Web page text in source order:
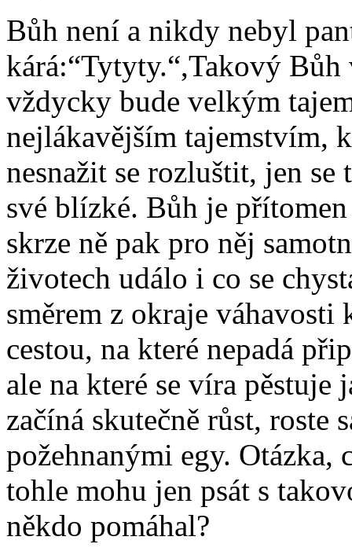
Bůh není a nikdy nebyl
kárá:“Tytyty.“,Takový
vždycky bude velkým
nejlákavějším tajemstvím,
nesnažit se rozluštit, jen se
své blízké. Bůh je
skrze ně pak pro něj
životech událo i co se
směrem z okraje váhavosti
cestou, na které nepadá
ale na které se víra
začíná skutečně růst, roste
požehnanými egy.
tohle mohu jen psát s
někdo pomáhal?